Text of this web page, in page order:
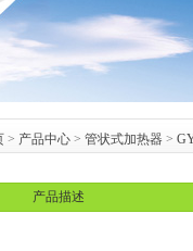
> 产品中心 > 管状式加热器 >
产品描述